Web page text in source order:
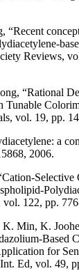
Reviews,
“Rational
vol. 19, pp.
a
2006.
Selective
vol. 122, pp.
Min, K.
Based
for
Ed, vol. 49,